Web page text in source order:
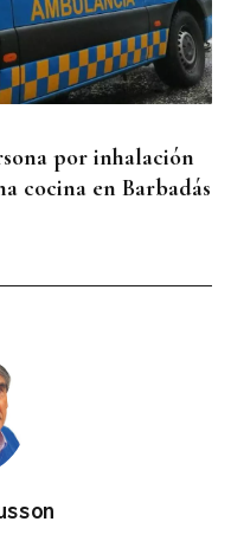
por inhalación
cocina en Barbadás